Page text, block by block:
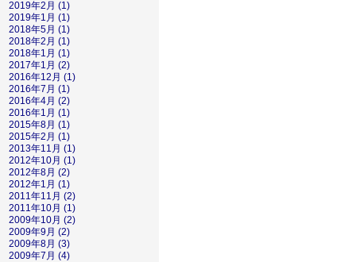
2019年2月 (1)
2019年1月 (1)
2018年5月 (1)
2018年2月 (1)
2018年1月 (1)
2017年1月 (2)
2016年12月 (1)
2016年7月 (1)
2016年4月 (2)
2016年1月 (1)
2015年8月 (1)
2015年2月 (1)
2013年11月 (1)
2012年10月 (1)
2012年8月 (2)
2012年1月 (1)
2011年11月 (2)
2011年10月 (1)
2009年10月 (2)
2009年9月 (2)
2009年8月 (3)
2009年7月 (4)